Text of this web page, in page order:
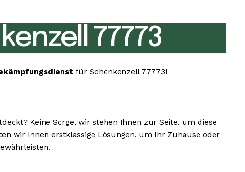
77773
für Schenkenzell 77773!
Keine Sorge, wir stehen Ihnen zur Seite, um diese
wir Ihnen erstklassige Lösungen, um Ihr Zuhause oder